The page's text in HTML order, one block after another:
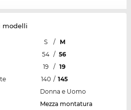
modelli
S /
M
54 / 56
19 / 19
140 / 145
Donna e Uomo
Mezza montatura